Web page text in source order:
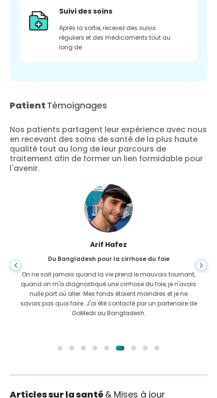
Suivi des soins
Après la sortie, recevez des suivis
réguliers et des médicaments tout au
long de
Patient Témoignages
Nos patients partagent leur expérience avec nous
en recevant des soins de santé de la plus haute
qualité tout au long de leur parcours de
traitement afin de former un lien formidable pour
l'avenir.
Arif Hafez
Du Bangladesh pour la cirrhose du foie
On ne sait jamais quand la vie prend le mauvais tournant,
quand on m'a diagnostiqué une cirrhose du foie, je n'avais
nulle part où aller. Mes fonds étaient moindres et je ne
savais pas quoi faire. J'ai été contacté par un partenaire de
GoMedii au Bangladesh.
Articles sur la santé & Mises à jour